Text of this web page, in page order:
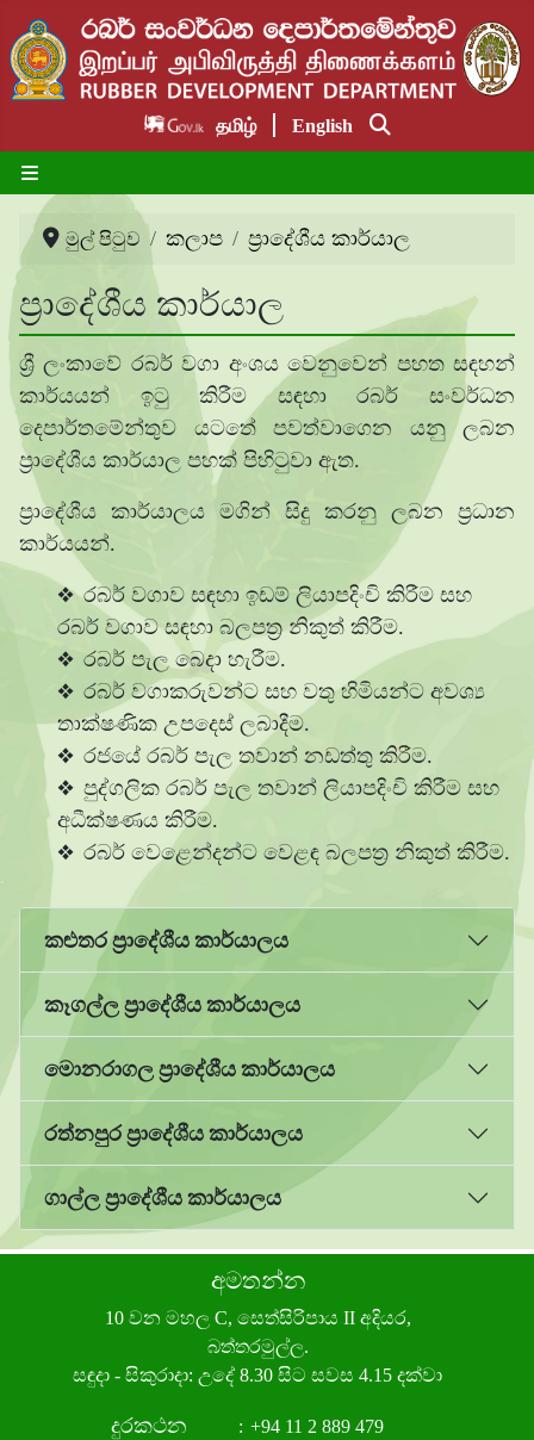
தமிழ் English
මුල් පිටුව කලාප ප්‍රාදේශීය කාර්යාල
ප්‍රාදේශීය කාර්යාල
ශ්‍රී ලංකාවේ රබර් වගා අංශය වෙනුවෙන් පහත සඳහන්
කාර්යයන් ඉටු කිරීම සඳහා රබර් සංවර්ධන
දෙපාර්තමේන්තුව යටතේ පවත්වාගෙන යනු ලබන
ප්‍රාදේශීය කාර්යාල පහක් පිහිටුවා ඇත.
ප්‍රාදේශීය කාර්යාලය මගින් සිදු කරනු ලබන ප්‍රධාන
කාර්යයන්.
රබර් වගාව සඳහා ඉඩම් ලියාපදිංචි කිරීම සහ
රබර් වගාව සඳහා බලපත්‍ර නිකුත් කිරීම.
රබර් පැල බෙදා හැරීම.
රබර් වගාකරුවන්ට සහ වතු හිමියන්ට අවශ්‍ය
තාක්ෂණික උපදෙස් ලබාදීම.
රජයේ රබර් පැල තවාන් නඩත්තු කිරීම.
පුද්ගලික රබර් පැල තවාන් ලියාපදිංචි කිරීම සහ
අධීක්ෂණය කිරීම.
රබර් වෙළෙන්දන්ට වෙළඳ බලපත්‍ර නිකුත් කිරීම.
කළුතර ප්‍රාදේශීය කාර්යාලය
කෑගල්ල ප්‍රාදේශීය කාර්යාලය
මොනරාගල ප්‍රාදේශීය කාර්යාලය
රත්නපුර ප්‍රාදේශීය කාර්යාලය
ගාල්ල ප්‍රාදේශීය කාර්යාලය
අමතන්න
10 වන මහල C, සෙත්සිරිපාය II අදියර,
බත්තරමුල්ල.
සඳුදා - සිකුරාදා: උදේ 8.30 සිට සවස 4.15 දක්වා
දුරකථන : +94 11 2 889 479